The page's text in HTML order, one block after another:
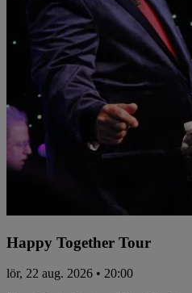
Happy Together Tour
lör, 22 aug. 2026 • 20:00